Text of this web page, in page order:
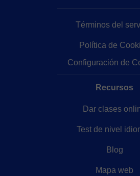
Términos del
Política de
Configuración de
Recursos
Dar clases
Test de nivel
Blog
Mapa web